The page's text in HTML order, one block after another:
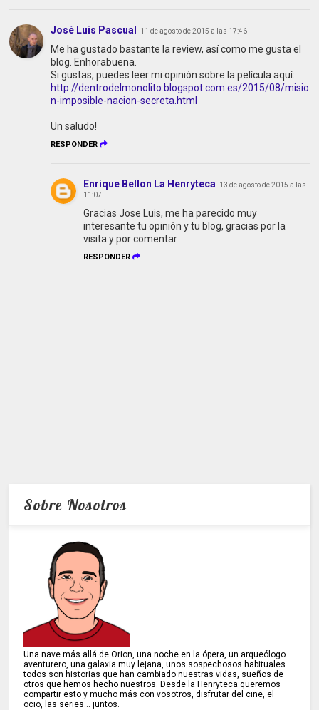
José Luis Pascual 11 de agosto de 2015 a las 17:46
Me ha gustado bastante la review, así como me gusta el
blog. Enhorabuena.
Si gustas, puedes leer mi opinión sobre la película aquí:
http://dentrodelmonolito.blogspot.com.es/2015/08/misio
n-imposible-nacion-secreta.html
Un saludo!
RESPONDER
Enrique Bellon La Henryteca
13 de agosto de 2015 a las
11:07
Gracias Jose Luis, me ha parecido muy
interesante tu opinión y tu blog, gracias por la
visita y por comentar
RESPONDER
Sobre Nosotros
Una nave más allá de Orion, una noche en la ópera, un arqueólogo
aventurero, una galaxia muy lejana, unos sospechosos habituales...
todos son historias que han cambiado nuestras vidas, sueños de
otros que hemos hecho nuestros. Desde la Henryteca queremos
compartir esto y mucho más con vosotros, disfrutar del cine, el
ocio, las series... juntos.